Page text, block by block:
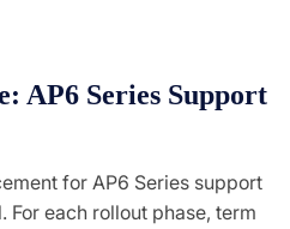
AP6 Series Support
for AP6 Series support
For each rollout phase, term